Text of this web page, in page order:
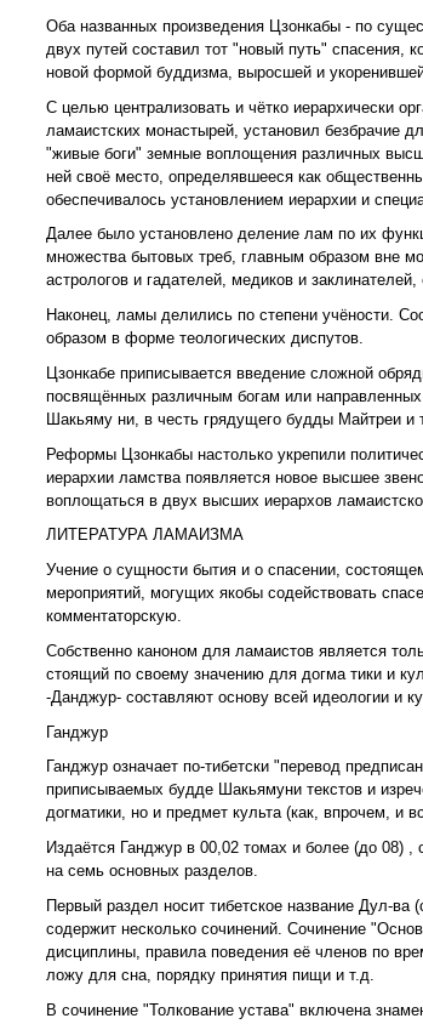
Оба названных произведения Цзонкабы - по
двух путей составил тот "новый путь" спасения,
новой формой буддизма, выросшей и
С целью централизовать и чётко иерархически
ламаистских монастырей, установил безбрачие
"живые боги" земные воплощения различных
ней своё место, определявшееся как
обеспечивалось установлением иерархии и
Далее было установлено деление лам по их
множества бытовых треб, главным образом вне
астрологов и гадателей, медиков и
Наконец, ламы делились по степени учёности.
образом в форме теологических диспутов.
Цзонкабе приписывается введение сложной
посвящённых различным богам или
Шакьяму ни, в честь грядущего будды Майтреи и
Реформы Цзонкабы настолько укрепили
иерархии ламства появляется новое высшее
воплощаться в двух высших иерархов
ЛИТЕРАТУРА ЛАМАИЗМА
Учение о сущности бытия и о спасении,
мероприятий, могущих якобы содействовать
комментаторскую.
Собственно каноном для ламаистов является
стоящий по своему значению для догма тики и
-Данджур- составляют основу всей идеологии и
Ганджур
Ганджур означает по-тибетски "перевод
приписываемых будде Шакьямуни текстов и
догматики, но и предмет культа (как, впрочем, и
Издаётся Ганджур в 00,02 томах и более (до 08)
на семь основных разделов.
Первый раздел носит тибетское название Дул-
содержит несколько сочинений. Сочинение
дисциплины, правила поведения её членов по
ложу для сна, порядку принятия пищи и т.д.
В сочинение "Толкование устава" включена